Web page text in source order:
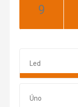
Září:
Leden
Led
Únor
Úno